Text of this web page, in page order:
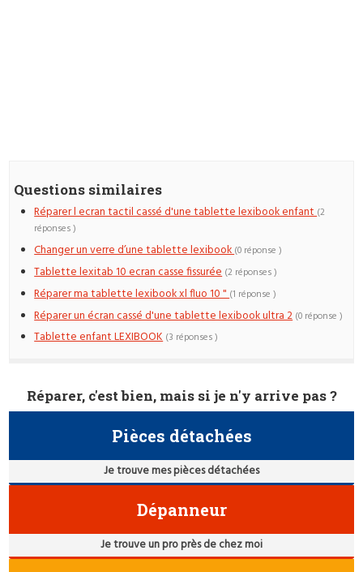
Questions similaires
Réparer l ecran tactil cassé d'une tablette lexibook enfant(2
réponses )
Changer un verre d’une tablette lexibook(0 réponse )
Tablette lexitab 10 ecran casse fissurée (2 réponses )
Réparer ma tablette lexibook xl fluo 10 "(1 réponse )
Réparer un écran cassé d'une tablette lexibook ultra 2 (0 réponse )
Tablette enfant LEXIBOOK (3 réponses )
Réparer, c'est bien, mais si je n'y arrive pas ?
Pièces détachées
Je trouve mes pièces détachées
Dépanneur
Je trouve un pro près de chez moi